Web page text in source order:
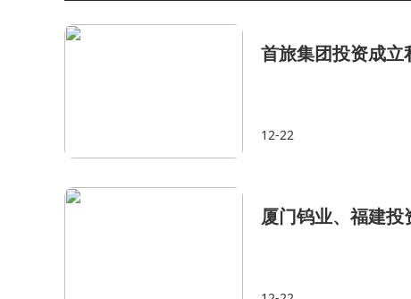
首旅集团投资成立
12-22
厦门钨业、福建